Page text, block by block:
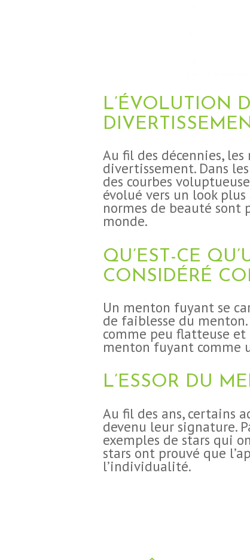
CHIRURGIE
INTERVENTIONS
MÉDECINS
L’ÉVOLUTION
Au fil des décennies,
divertissement. Dans
des courbes
évolué vers un look
normes de beauté sont
monde.
QU’EST-CE
CONSIDÉRÉ
Un menton fuyant se
de faiblesse du
comme peu flatteuse
menton fuyant comme
L’ESSOR DU
Au fil des ans, certains
devenu leur signature.
exemples de stars qui
stars ont prouvé que
l’individualité.